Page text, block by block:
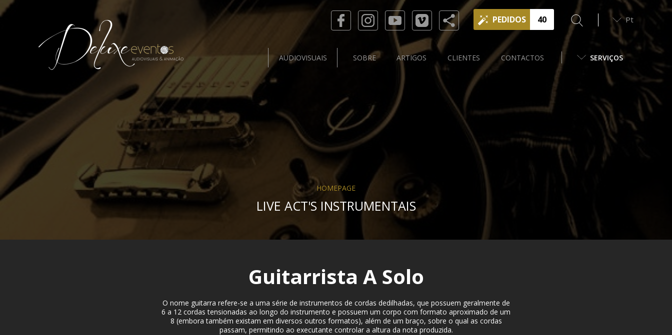
PEDIDOS 40 Pt
AUDIOVISUAIS SOBRE ARTIGOS CLIENTES CONTACTOS SERVIÇOS
HOMEPAGE
LIVE ACT'S INSTRUMENTAIS
Guitarrista A Solo
O nome guitarra refere-se a uma série de instrumentos de cordas dedilhadas, que possuem geralmente de
6 a 12 cordas tensionadas ao longo do instrumento e possuem um corpo com formato aproximado de um
8 (embora também existam em diversos outros formatos), além de um braço, sobre o qual as cordas
passam, permitindo ao executante controlar a altura da nota produzida.